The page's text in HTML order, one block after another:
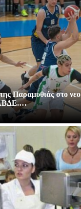
της Παραμυθιάς στο